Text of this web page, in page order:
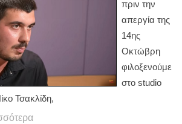
πριν την
απεργία της
14ης
Οκτώβρη
φιλοξενούμε
στο studio
Τσακλίδη,